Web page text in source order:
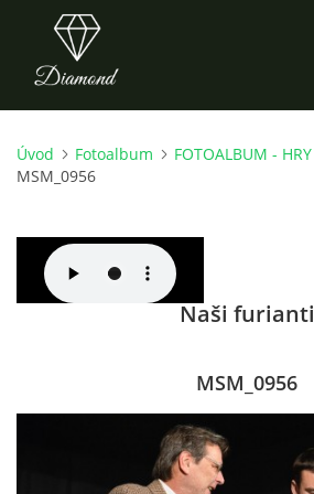
ÚVOD
O NÁS
CO NOVÉHO ZKOUŠÍME
Úvod Fotoalbum FOTOALBUM - HRY
MSM_0956
Naši furianti
MSM_0956